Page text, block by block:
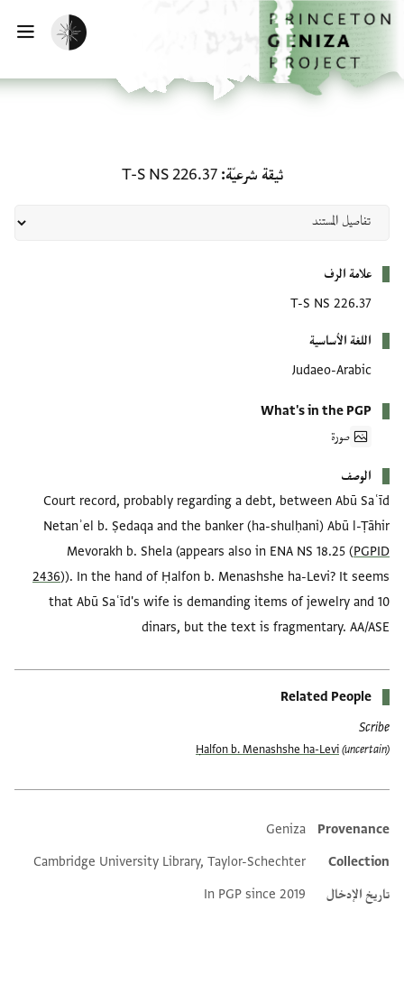
إلى المحتوى الرئيسي
الرئيسية
تفعيل الوضع المظلم
ثيقة شرعيّة T-S NS 226.37
علامة الرف
T-S NS 226.37
اللغة الأساسية
Judaeo-Arabic
What's in the PGP
صورة
الوصف
Court record, probably regarding a debt, between Abū Saʿīd
Netanʾel b. Ṣedaqa and the banker (ha-shulḥani) Abū l-Ṭāhir
Mevorakh b. Shela (appears also in ENA NS 18.25 (PGPID
2436)). In the hand of Ḥalfon b. Menashshe ha-Levi? It seems
that Abū Saʿīd's wife is demanding items of jewelry and 10
dinars, but the text is fragmentary. AA/ASE
Related People
Scribe
Ḥalfon b. Menashshe ha-Levi (uncertain)
Additional metadata
Provenance
Geniza
Collection
Cambridge University Library, Taylor-Schechter
تاريخ الإدخال
In PGP since 2019